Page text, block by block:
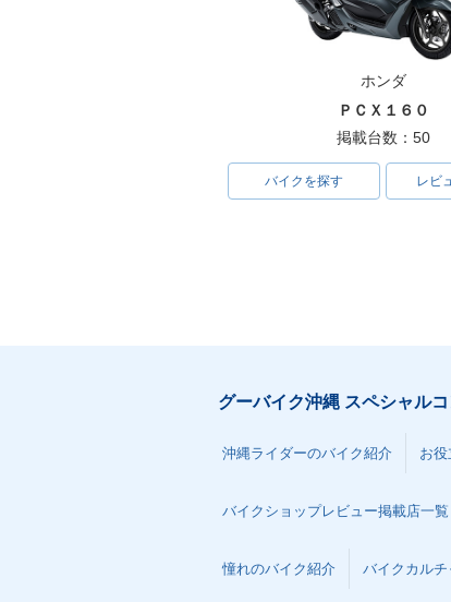
ホンダ
ＰＣＸ１６０
掲載台数：50
バイクを探す レビ
グーバイク沖縄 スペシャル
沖縄ライダーのバイク紹介 お
バイクショップレビュー掲載店一覧
憧れのバイク紹介 バイクカル